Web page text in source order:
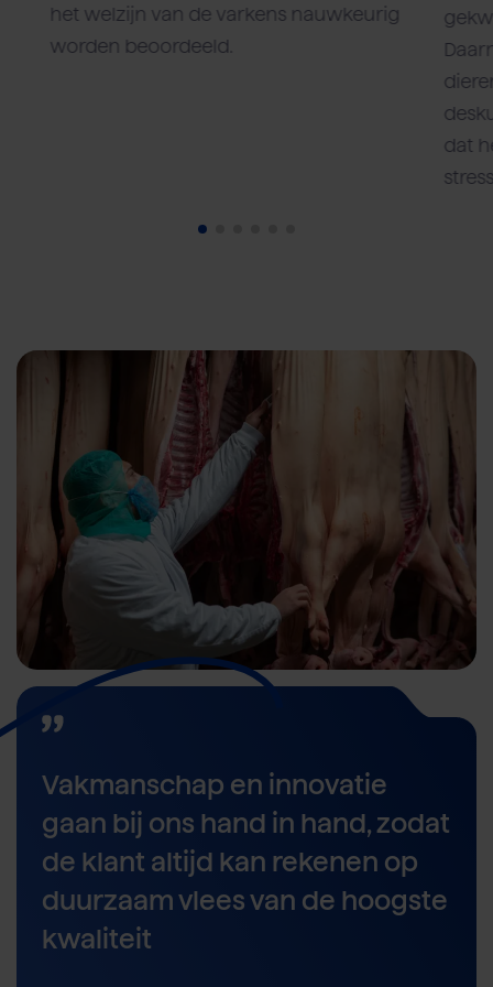
het welzijn van de varkens nauwkeurig
worden beoordeeld.
dat
Vakmanschap en innovatie
gaan bij ons hand in hand, zodat
de klant altijd kan rekenen op
duurzaam vlees van de hoogste
kwaliteit